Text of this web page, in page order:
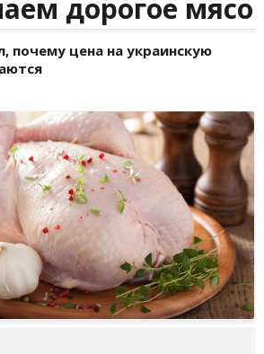
дорогое мясо
почему цена на украинскую